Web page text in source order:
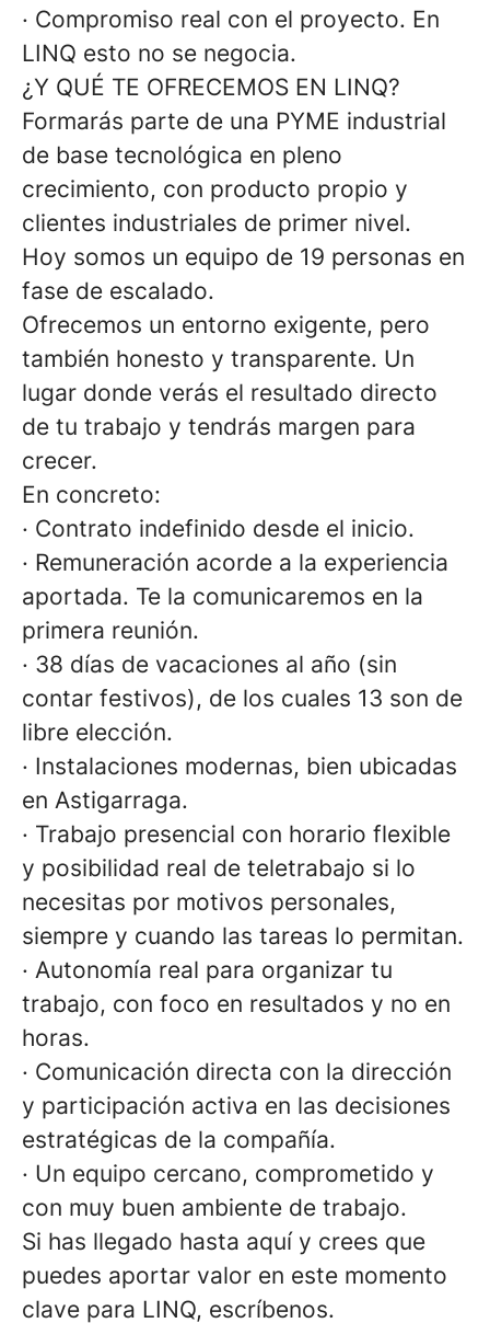
· Compromiso real con el proyecto. En
LINQ esto no se negocia.
¿Y QUÉ TE OFRECEMOS EN LINQ?
Formarás parte de una PYME industrial
de base tecnológica en pleno
crecimiento, con producto propio y
clientes industriales de primer nivel.
Hoy somos un equipo de 19 personas en
fase de escalado.
Ofrecemos un entorno exigente, pero
también honesto y transparente. Un
lugar donde verás el resultado directo
de tu trabajo y tendrás margen para
crecer.
En concreto:
· Contrato indefinido desde el inicio.
· Remuneración acorde a la experiencia
aportada. Te la comunicaremos en la
primera reunión.
· 38 días de vacaciones al año (sin
contar festivos), de los cuales 13 son de
libre elección.
· Instalaciones modernas, bien ubicadas
en Astigarraga.
· Trabajo presencial con horario flexible
y posibilidad real de teletrabajo si lo
necesitas por motivos personales,
siempre y cuando las tareas lo permitan.
· Autonomía real para organizar tu
trabajo, con foco en resultados y no en
horas.
· Comunicación directa con la dirección
y participación activa en las decisiones
estratégicas de la compañía.
· Un equipo cercano, comprometido y
con muy buen ambiente de trabajo.
Si has llegado hasta aquí y crees que
puedes aportar valor en este momento
clave para LINQ, escríbenos.